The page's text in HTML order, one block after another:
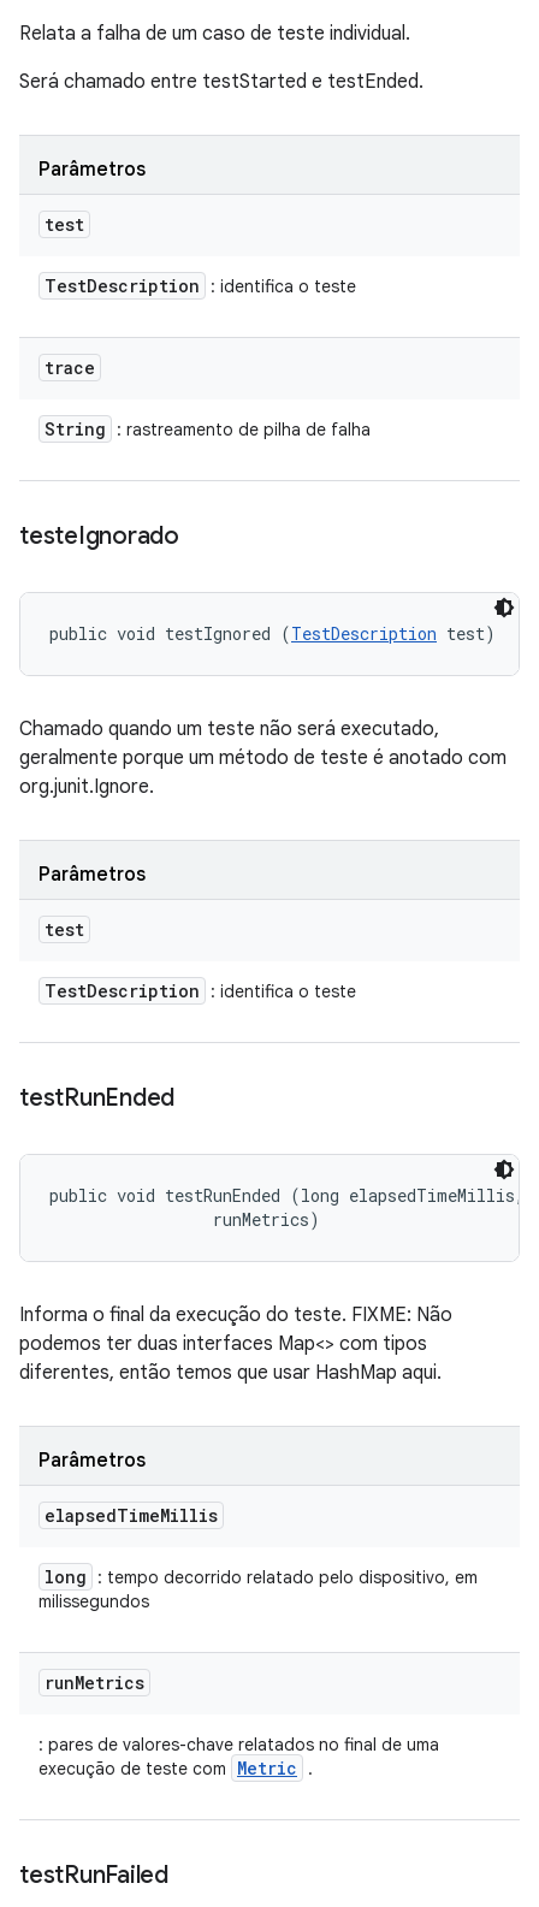
Relata a falha de um caso de teste individual.
Será chamado entre testStarted e testEnded.
Parâmetros
test
TestDescription : identifica o teste
trace
String : rastreamento de pilha de falha
testeIgnorado
public void testIgnored (TestDescription test)
Chamado quando um teste não será executado,
geralmente porque um método de teste é anotado com
org.junit.Ignore.
Parâmetros
test
TestDescription : identifica o teste
testRunEnded
public void testRunEnded (long elapsedTimeMillis,
runMetrics)
Informa o final da execução do teste. FIXME: Não
podemos ter duas interfaces Map<> com tipos
diferentes, então temos que usar HashMap aqui.
Parâmetros
elapsedTimeMillis
long
: tempo decorrido relatado pelo dispositivo, em
milissegundos
runMetrics
: pares de valores-chave relatados no final de uma
execução de teste com
Metric .
testRunFailed